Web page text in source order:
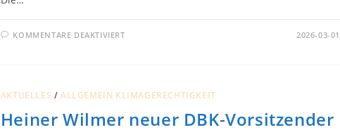
KOMMENTARE DEAKTIVIERTFÜR
EIN
NACHHALTIGES
2026-03-01
AKTUELLES /ALLGEMEIN KLIMAGERECHTIGKEIT
Heiner Wilmer neuer DBK-Vorsitzender